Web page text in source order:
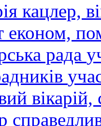
кацлер,
економ,
рада
вікарій,